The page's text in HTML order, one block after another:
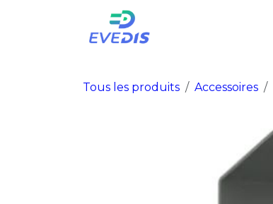
Se rendre au contenu
Tous les produits Accessoires